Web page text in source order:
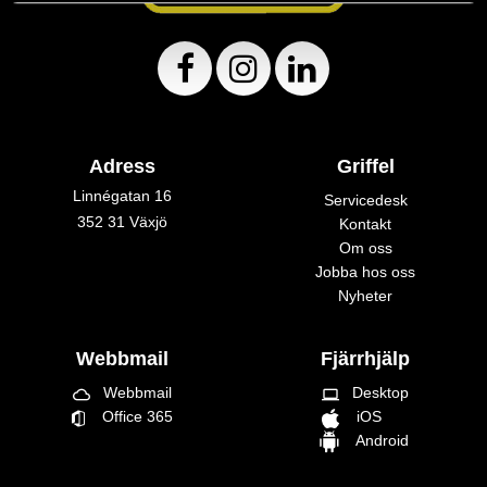
Adress
Linnégatan 16
352 31 Växjö
Griffel
Servicedesk
Kontakt
Om oss
Jobba hos oss
Nyheter
Webbmail
cloud_queue Webbmail
Office 365
Fjärrhjälp
laptop Desktop
iOS
Android